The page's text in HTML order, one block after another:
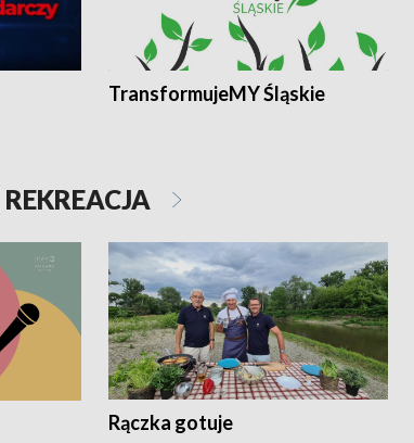
TransformujeMY Śląskie
Rączka gotuje